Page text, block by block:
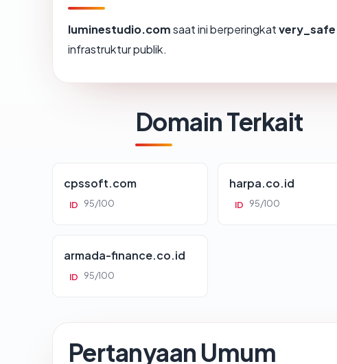
luminestudio.comsaat ini berperingkatvery_safe
infrastruktur publik.
Domain Terkait
cpssoft.com
ID 95/100
harpa.co.id
ID 95/100
armada-finance.co.id
ID 95/100
Pertanyaan Umum